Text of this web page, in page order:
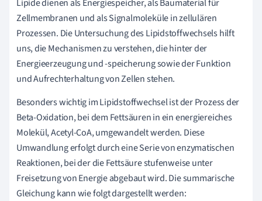
Lipide dienen als Energiespeicher, als Baumaterial für
Zellmembranen und als Signalmoleküle in zellulären
Prozessen. Die Untersuchung des Lipidstoffwechsels hilft
uns, die Mechanismen zu verstehen, die hinter der
Energieerzeugung und -speicherung sowie der Funktion
und Aufrechterhaltung von Zellen stehen.
Besonders wichtig im Lipidstoffwechsel ist der Prozess der
Beta-Oxidation, bei dem Fettsäuren in ein energiereiches
Molekül, Acetyl-CoA, umgewandelt werden. Diese
Umwandlung erfolgt durch eine Serie von enzymatischen
Reaktionen, bei der die Fettsäure stufenweise unter
Freisetzung von Energie abgebaut wird. Die summarische
Gleichung kann wie folgt dargestellt werden: